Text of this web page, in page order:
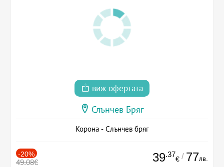
виж офертата
Слънчев Бряг
Корона - Слънчев бряг
-20%
49.08€ 39.37
€ / 77лв.